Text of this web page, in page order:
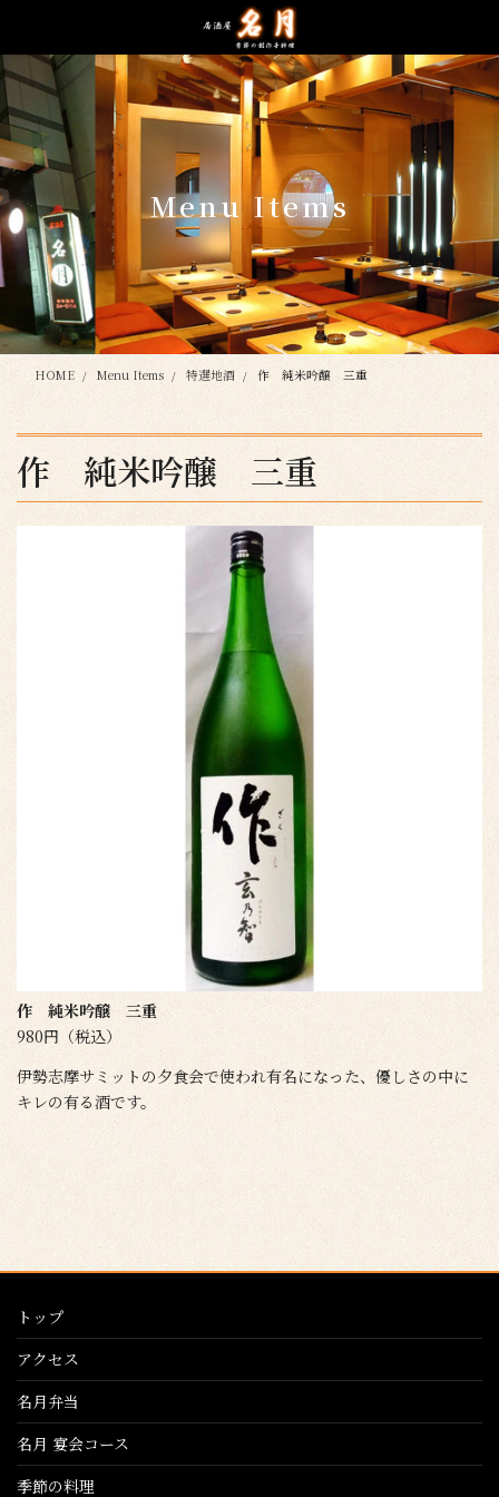
テ
ン
ツ
に
移
動
ゲ
ー
シ
ョ
ン
に
移
動
Menu Items
HOME Menu Items 特選地酒 作 純米吟醸 三重
作 純米吟醸 三重
作 純米吟醸 三重
980円（税込）
伊勢志摩サミットの夕食会で使われ有名になった、優しさの中に
キレの有る酒です。
トップ
アクセス
名月弁当
名月 宴会コース
季節の料理